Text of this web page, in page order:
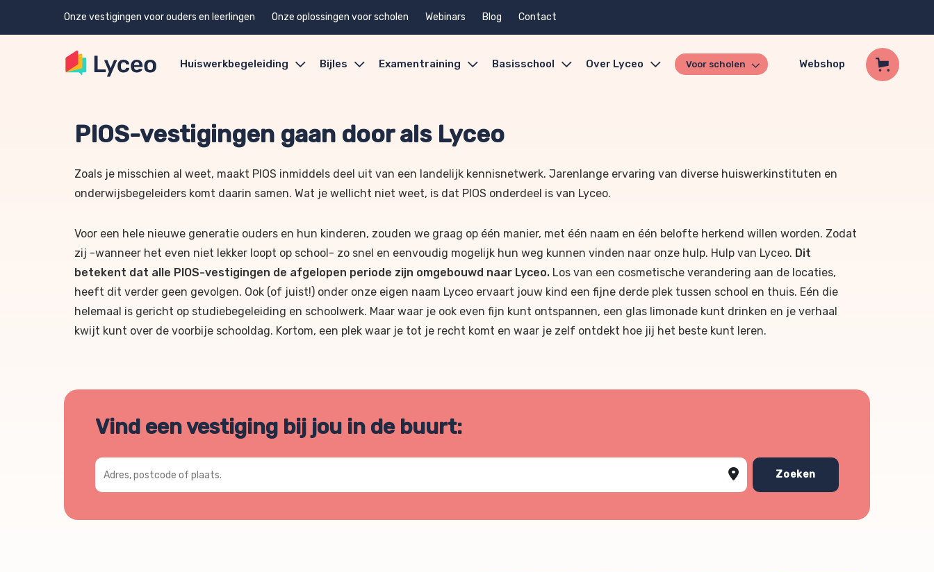
Onze vestigingen voor ouders en leerlingen Onze oplossingen voor scholen Webinars Blog Contact
Huiswerkbegeleiding Bijles Examentraining Basisschool Over Lyceo Voor scholen Webshop
PIOS-vestigingen gaan door als Lyceo
Zoals je misschien al weet, maakt PIOS inmiddels deel uit van een landelijk kennisnetwerk. Jarenlange ervaring van diverse huiswerkinstituten en
onderwijsbegeleiders komt daarin samen. Wat je wellicht niet weet, is dat PIOS onderdeel is van Lyceo.
Voor een hele nieuwe generatie ouders en hun kinderen, zouden we graag op één manier, met één naam en één belofte herkend willen worden. Zodat
zij -wanneer het even niet lekker loopt op school- zo snel en eenvoudig mogelijk hun weg kunnen vinden naar onze hulp. Hulp van Lyceo. Dit
betekent dat alle PIOS-vestigingen de afgelopen periode zijn omgebouwd naar Lyceo. Los van een cosmetische verandering aan de locaties,
heeft dit verder geen gevolgen. Ook (of juist!) onder onze eigen naam Lyceo ervaart jouw kind een fijne derde plek tussen school en thuis. Eén die
helemaal is gericht op studiebegeleiding en schoolwerk. Maar waar je ook even fijn kunt ontspannen, een glas limonade kunt drinken en je verhaal
kwijt kunt over de voorbije schooldag. Kortom, een plek waar je tot je recht komt en waar je zelf ontdekt hoe jij het beste kunt leren.
Vind een vestiging bij jou in de buurt:
Adres, postcode of plaats
Zoeken